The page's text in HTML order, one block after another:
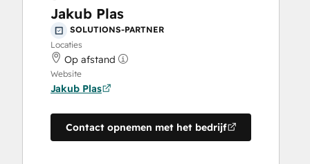
Jakub Plas
SOLUTIONS-PARTNER
Locaties
Op afstand
Website
Jakub Plas
Contact opnemen met het bedrijf